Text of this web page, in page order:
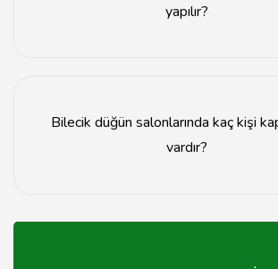
yapılır?
Bilecik düğün salonlarında kaç kişi
vardır?
500 kişi arasında değişmektedir.